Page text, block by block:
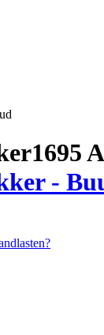
1695
-